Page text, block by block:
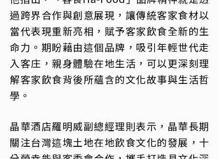
過跨界合作與創意展現，讓傳統客家食材以
當代表現重新亮相，賦予客家飲食全新的生
命力。期盼藉由這個品牌，吸引年輕世代走
入客庄，親身體驗在地生活，可以更深刻理
解客家飲食背後所蘊含的文化故事與生活哲
學。
晶華酒店羅明威副總經理則表示，晶華長期
關注台灣這塊土地在地飲食文化的發展，十